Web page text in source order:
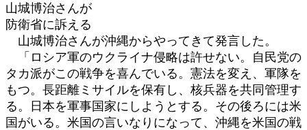
山城博治さんが
防衛省に訴える
山城博治さんが沖縄からやってきて発言した。
「ロシア軍のウクライナ侵略は許せない。自民党の
タカ派がこの戦争を喜んでいる。憲法を変え、軍隊を
もつ。長距離ミサイルを保有し、核兵器を共同管理す
る。日本を軍事国家にしようとする。その後ろには米
国がいる。米国の言いなりになって、沖縄を米国の戦